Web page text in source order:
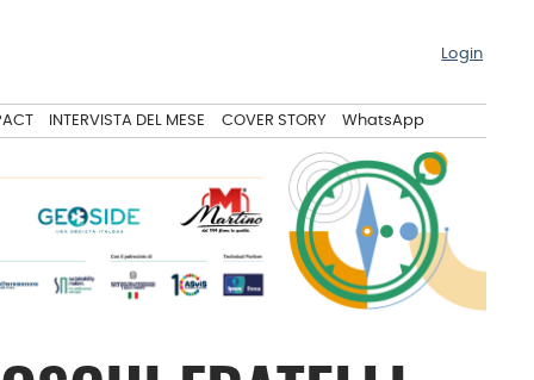
Login
INTERVISTA DEL MESE COVER STORY WhatsApp